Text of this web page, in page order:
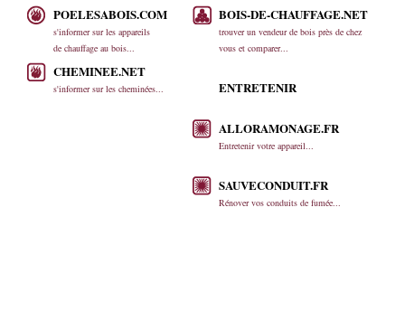
POELESABOIS.COM
s'informer sur les appareils
de chauffage au bois...
CHEMINEE.NET
s'informer sur les cheminées...
BOIS-DE-CHAUFFAGE.NET
trouver un vendeur de bois près de chez
vous et comparer...
ENTRETENIR
ALLORAMONAGE.FR
Entretenir votre appareil...
SAUVECONDUIT.FR
Rénover vos conduits de fumée...